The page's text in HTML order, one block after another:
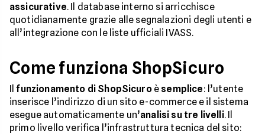
assicurative. Il database interno si arricchisce
quotidianamente grazie alle segnalazioni degli utenti e
all’integrazione con le liste ufficiali IVASS.
Come funziona ShopSicuro
Ilfunzionamento di ShopSicuroè semplice: l’utente
inserisce l’indirizzo di un sito e-commerce e il sistema
esegue automaticamente un’analisi su tre livelli. Il
primo livello verifica l’infrastruttura tecnica del sito: